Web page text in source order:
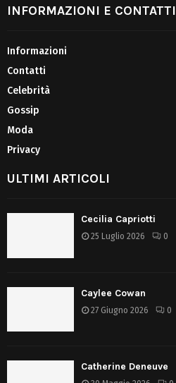
INFORMAZIONI E CONTATTI
Informazioni
Contatti
Celebrità
Gossip
Moda
Privacy
ULTIMI ARTICOLI
Cecilia Capriotti
25 Luglio 2026 0
Caylee Cowan
27 Giugno 2026 0
Catherine Deneuve